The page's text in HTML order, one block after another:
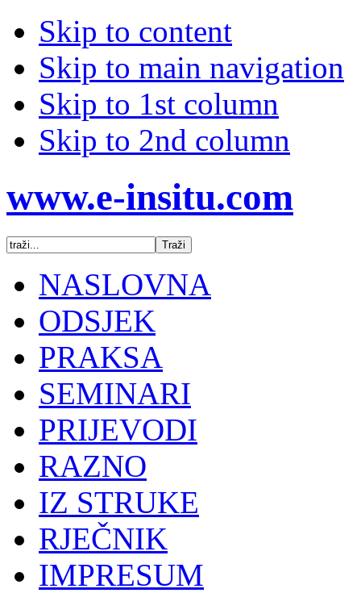
Skip to content
Skip to main navigation
Skip to 1st column
Skip to 2nd column
www.e-insitu.com
NASLOVNA
ODSJEK
PRAKSA
SEMINARI
PRIJEVODI
RAZNO
IZ STRUKE
RJEČNIK
IMPRESUM